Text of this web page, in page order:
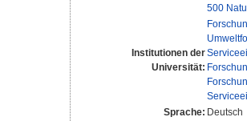
500
Institutionen der
Universität:
Sprache: Deutsch